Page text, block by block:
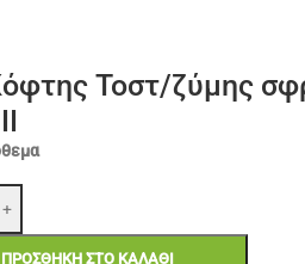
Τοστ/ζύμης
+
ΠΡΟΣΘΉΚΗ ΣΤΟ ΚΑΛΆΘΙ